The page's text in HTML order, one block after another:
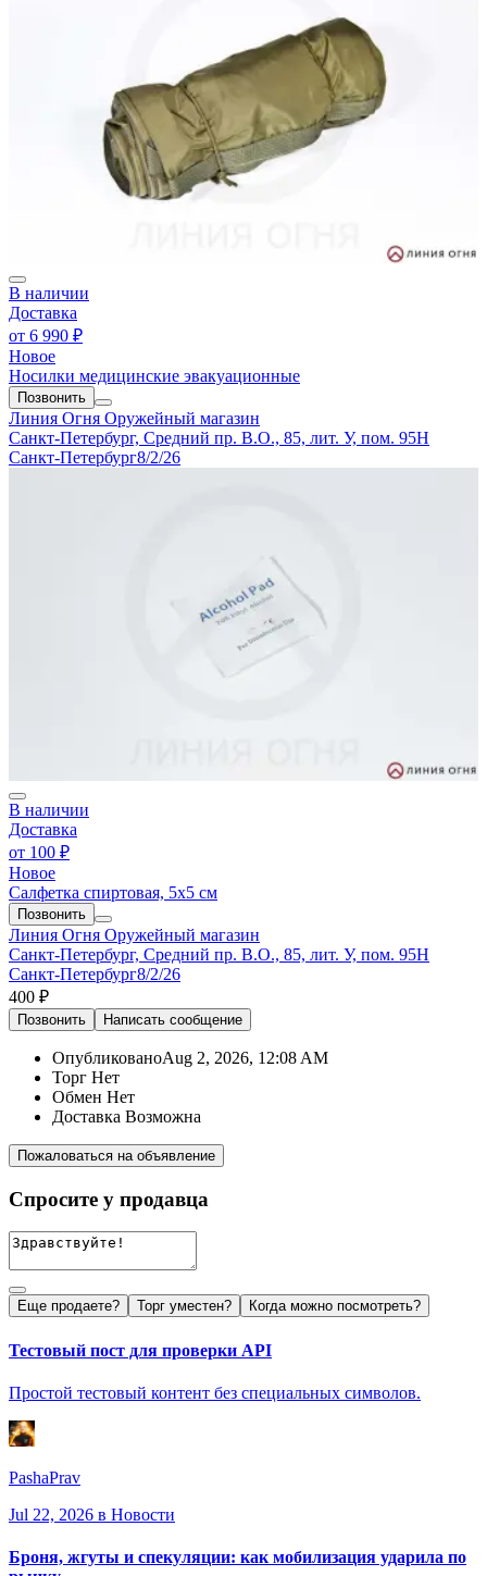
В наличии
Доставка
от 6 990 ₽
Новое
Носилки медицинские эвакуационные
Позвонить
Линия Огня Оружейный магазин
Санкт-Петербург, Средний пр. В.О., 85, лит. У, пом. 95Н
Санкт-Петербург8/2/26
В наличии
Доставка
от 100 ₽
Новое
Салфетка спиртовая, 5х5 см
Позвонить
Линия Огня Оружейный магазин
Санкт-Петербург, Средний пр. В.О., 85, лит. У, пом. 95Н
Санкт-Петербург8/2/26
400 ₽
Позвонить Написать сообщение
ОпубликованоAug 2, 2026, 12:08 AM
Торг Нет
Обмен Нет
Доставка Возможна
Пожаловаться на объявление
Спросите у продавца
Еще продаете? Торг уместен? Когда можно посмотреть?
Тестовый пост для проверки API
Простой тестовый контент без специальных символов.
PashaPrav
Jul 22, 2026 в Новости
Броня, жгуты и спекуляции: как мобилизация ударила по